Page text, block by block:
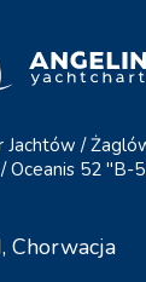
Jachtów /
/ Oceanis 52 "B-
Chorwacja